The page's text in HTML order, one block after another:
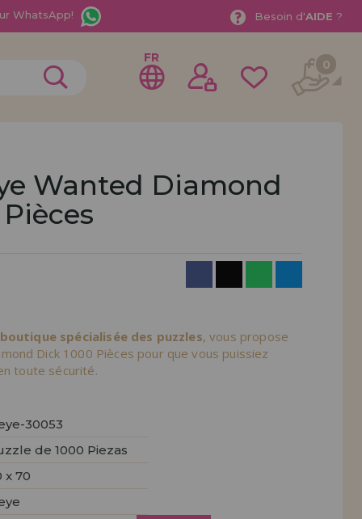
WhatsApp! Besoin d'AIDE ?
en tant que
FR 0
Wanted Diamond
spécialisée des puzzles, vous propose
Dick 1000 Pièces pour que vous puissiez
toute sécurité.
30053
de 1000 Piezas
x 70